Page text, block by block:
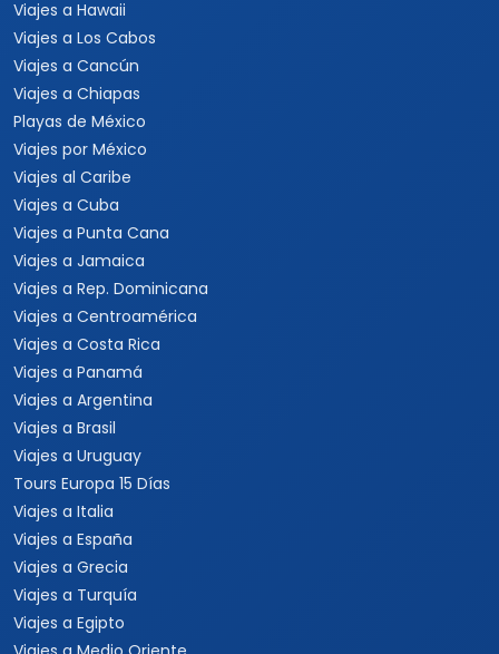
Viajes a Perú
Viajes a Sudamérica
Viajes a Estados Unidos
Viajes a Nueva York
Viajes a Las Vegas
Viajes a Orlando
Viajes a Hawaii
Viajes a Los Cabos
Viajes a Cancún
Viajes a Chiapas
Playas de México
Viajes por México
Viajes al Caribe
Viajes a Cuba
Viajes a Punta Cana
Viajes a Jamaica
Viajes a Rep. Dominicana
Viajes a Centroamérica
Viajes a Costa Rica
Viajes a Panamá
Viajes a Argentina
Viajes a Brasil
Viajes a Uruguay